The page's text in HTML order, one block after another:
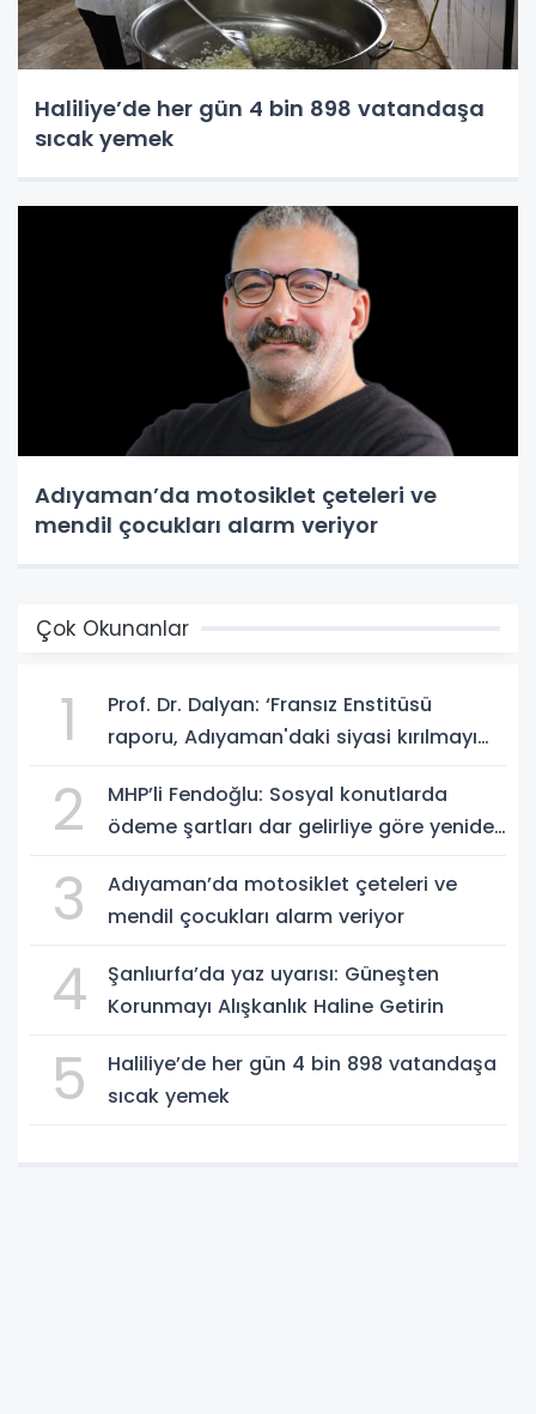
Haliliye’de her gün 4 bin 898 vatandaşa
sıcak yemek
Adıyaman’da motosiklet çeteleri ve
mendil çocukları alarm veriyor
Çok Okunanlar
1
Prof. Dr. Dalyan: ‘Fransız Enstitüsü
raporu, Adıyaman'daki siyasi kırılmayı
2
MHP’li Fendoğlu: Sosyal konutlarda
ödeme şartları dar gelirliye göre yeniden
3
Adıyaman’da motosiklet çeteleri ve
mendil çocukları alarm veriyor
4
Şanlıurfa’da yaz uyarısı: Güneşten
Korunmayı Alışkanlık Haline Getirin
5
Haliliye’de her gün 4 bin 898 vatandaşa
sıcak yemek